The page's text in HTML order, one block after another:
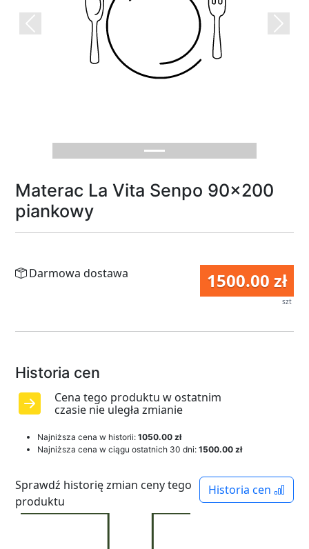
Previous Next
Materac La Vita Senpo 90x200
piankowy
1500.00 zł
szt
Darmowa dostawa
Historia cen
Cena tego produktu w ostatnim
czasie nie uległa zmianie
Najniższa cena w historii: 1050.00 zł
Najniższa cena w ciągu ostatnich 30 dni: 1500.00 zł
Historia cen
Sprawdź historię zmian ceny tego
produktu